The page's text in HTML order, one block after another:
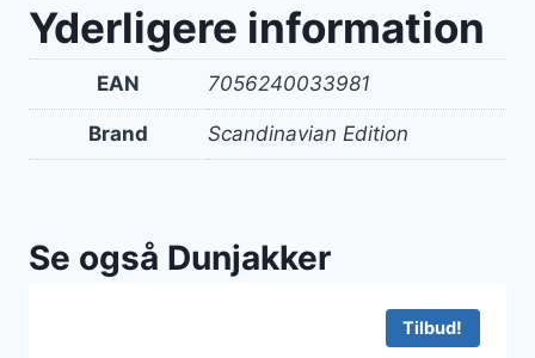
Yderligere information
EAN 7056240033981
Brand Scandinavian Edition
Se også Dunjakker
Tilbud!